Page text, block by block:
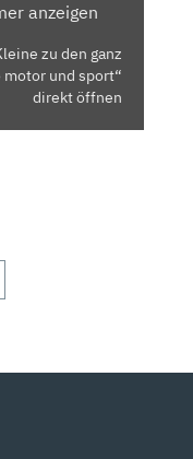
anzeigen
zu den ganz
und sport“
direkt öffnen